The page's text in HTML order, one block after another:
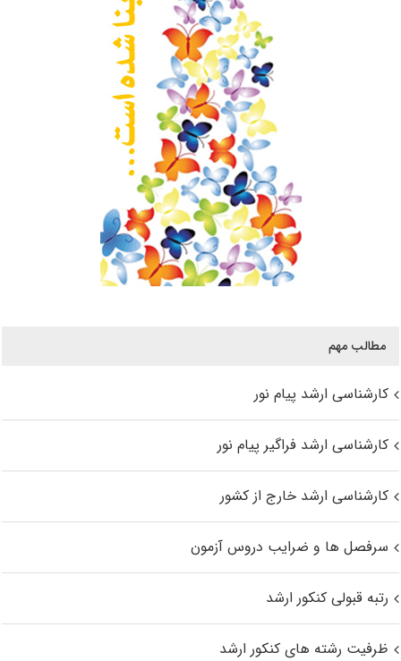
مطالب مهم
کارشناسی ارشد پیام نور
کارشناسی ارشد فراگیر پیام نور
کارشناسی ارشد خارج از کشور
سرفصل ها و ضرایب دروس آزمون
رتبه قبولی کنکور ارشد
ظرفیت رشته های کنکور ارشد